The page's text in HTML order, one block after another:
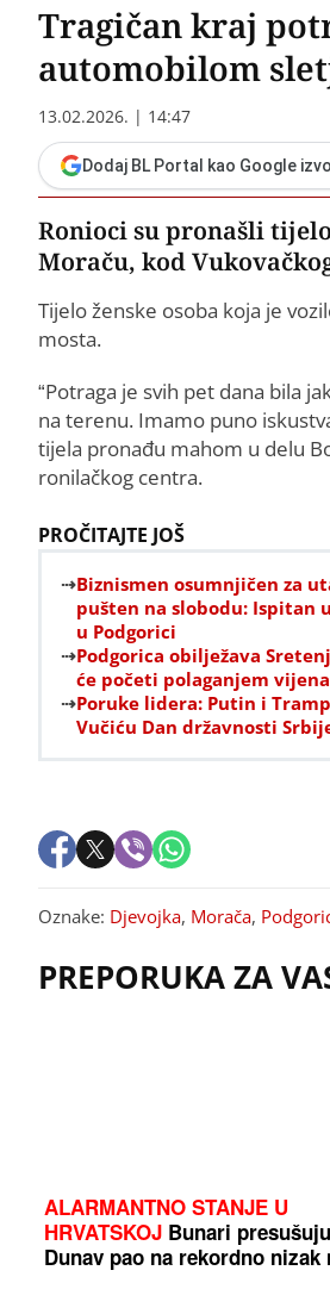
Tragičan kraj
automobilom
13.02.2026. | 14:47
Dodaj BL Portal kao Google
Ronioci su pronašli
Moraču, kod
Tijelo ženske osoba koja je
mosta.
“Potraga je svih pet dana bila
na terenu. Imamo puno
tijela pronađu mahom u delu
ronilačkog centra.
PROČITAJTE JOŠ
Biznismen osumnjičen za
pušten na slobodu: Ispitan
u Podgorici
Podgorica obilježava
će početi polaganjem
Poruke lidera: Putin i
Vučiću Dan državnosti
Oznake: Djevojka, Morača,
PREPORUKA ZA
ALARMANTNO STANJE U
HRVATSKOJ Bunari
Dunav pao na rekordno nizak